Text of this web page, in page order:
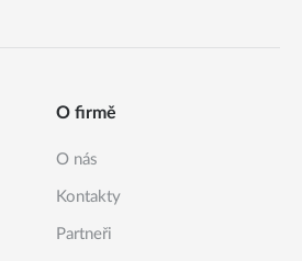
O firmě
O nás
Kontakty
Partneři